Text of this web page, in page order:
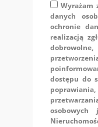
Wyrażam
danych
ochronie
realizacją
dostępu do